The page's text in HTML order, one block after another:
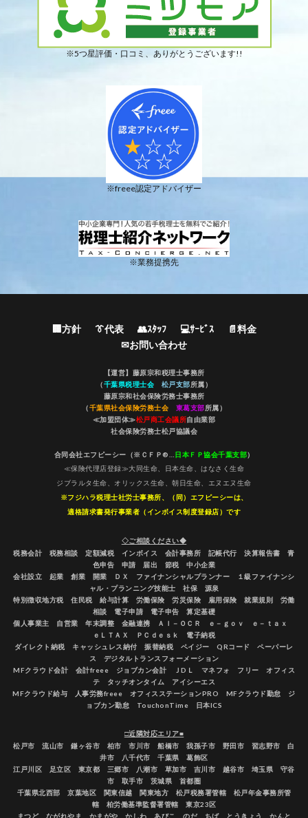
※5つ星評価・口コミ、ありがとうございます!!
※freee認定アドバイザー
※業務提携先
🏢方針 👔代表 👥ｽﾀｯﾌ 💻ｻｰﾋﾞｽ
📄料金
✉お問い合わせ
【運営】藤原宗和税理士事務所
（千葉県税理士会 松戸支部所属）
藤原宗和社会保険労務士事務所
（千葉県社会保険労務士会 東葛支部所属）
≪加盟団体≫松戸商工会議所自由業部
社会保険労務士松戸協議会
合同会社エフピーシー（※ＣＦＰ®… 日本ＦＰ協会千葉支部）
≪保険代理店登録≫大同生命、日本生命、はなさく生命
ジブラルタ生命、オリックス生命、朝日生命、エヌエヌ生命
※フジハラ税理士社労士事務所、（同）エフピーシーは、
適格請求書発行事業者（インボイス制度登録店）です
◇ご相談ください◆
税務会計 税務相談 定額減税 インボイス 会計事務所 記帳代行 決算報告書 青
色申告 申請 届出 節税 中小企業
会社設立 起業 創業 開業 ＤＸ ファイナンシャルプランナー １級ファイナンシ
ャル・プランニング技能士 社保 源泉
特別徴収地方税 住民税 給与計算 労働保険 労災保険 雇用保険 就業規則 労働
相談 電子申請 電子申告 算定基礎
個人事業主 自営業 年末調整 金融連携 ＡＩ－ＯＣＲ ｅ－ｇｏｖ ｅ－ｔａｘ
ｅＬＴＡＸ ＰＣｄｅｓｋ 電子納税
ダイレクト納税 キャッシュレス納付 振替納税 ペイジー QRコード ペーパーレ
ス デジタルトランスフォーメーション
MFクラウド会計 会計freee ジョブカン会計 ＪDＬ マネフォ フリー オフィス
テ タッチオンタイム アイシーエス
MFクラウド給与 人事労務freee オフィスステーションPRO MFクラウド勤怠 ジ
ョブカン勤怠 TouchonTime 日本ICS
□近隣対応エリア■
松戸市 流山市 鎌ヶ谷市 柏市 市川市 船橋市 我孫子市 野田市 習志野市 白
井市 八千代市 千葉県 葛飾区
江戸川区 足立区 東京都 三郷市 八潮市 草加市 吉川市 越谷市 埼玉県 守谷
市 取手市 茨城県 首都圏
千葉県北西部 京葉地区 関東信越 関東地方 松戸税務署管轄 松戸年金事務所管
轄 柏労働基準監督署管轄 東京23区
まつど ながれやま かまがや かしわ あびこ のだ ちば とうきょう かんと